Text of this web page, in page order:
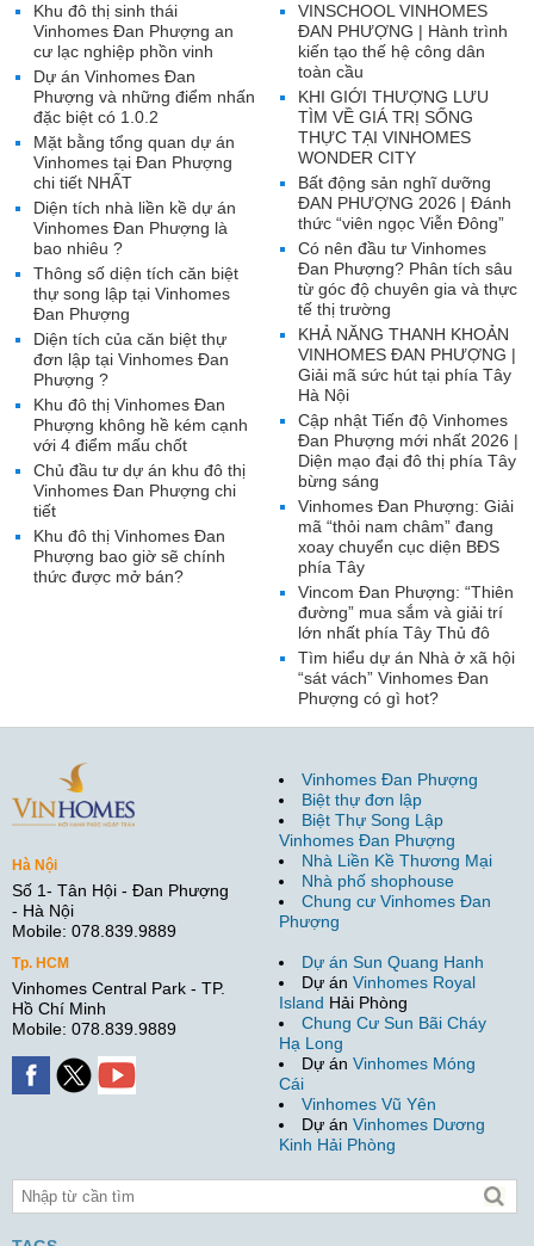
VINSCHOOL VINHOMES
ĐAN PHƯỢNG | Hành trình
kiến tạo thế hệ công dân
toàn cầu
KHI GIỚI THƯỢNG LƯU
TÌM VỀ GIÁ TRỊ SỐNG
THỰC TẠI VINHOMES
WONDER CITY
Bất động sản nghĩ dưỡng
ĐAN PHƯỢNG 2026 | Đánh
thức “viên ngọc Viễn Đông”
Có nên đầu tư Vinhomes
Đan Phượng? Phân tích sâu
từ góc độ chuyên gia và thực
tế thị trường
KHẢ NĂNG THANH KHOẢN
VINHOMES ĐAN PHƯỢNG |
Giải mã sức hút tại phía Tây
Hà Nội
Cập nhật Tiến độ Vinhomes
Đan Phượng mới nhất 2026 |
Diện mạo đại đô thị phía Tây
bừng sáng
Vinhomes Đan Phượng: Giải
mã “thỏi nam châm” đang
xoay chuyển cục diện BĐS
phía Tây
Vincom Đan Phượng: “Thiên
đường” mua sắm và giải trí
lớn nhất phía Tây Thủ đô
Tìm hiểu dự án Nhà ở xã hội
“sát vách” Vinhomes Đan
Phượng có gì hot?
Khu đô thị sinh thái
Vinhomes Đan Phượng an
cư lạc nghiệp phồn vinh
Dự án Vinhomes Đan
Phượng và những điểm nhấn
đặc biệt có 1.0.2
Mặt bằng tổng quan dự án
Vinhomes tại Đan Phượng
chi tiết NHẤT
Diện tích nhà liền kề dự án
Vinhomes Đan Phượng là
bao nhiêu ?
Thông số diện tích căn biệt
thự song lập tại Vinhomes
Đan Phượng
Diện tích của căn biệt thự
đơn lập tại Vinhomes Đan
Phượng ?
Khu đô thị Vinhomes Đan
Phượng không hề kém cạnh
với 4 điểm mấu chốt
Chủ đầu tư dự án khu đô thị
Vinhomes Đan Phượng chi
tiết
Khu đô thị Vinhomes Đan
Phượng bao giờ sẽ chính
thức được mở bán?
Hà Nội
Số 1- Tân Hội - Đan Phượng
- Hà Nội
Mobile: 078.839.9889
Tp. HCM
Vinhomes Central Park - TP.
Hồ Chí Minh
Mobile: 078.839.9889
Vinhomes Đan Phượng
Biệt thự đơn lập
Biệt Thự Song Lập
Vinhomes Đan Phượng
Nhà Liền Kề Thương Mại
Nhà phố shophouse
Chung cư Vinhomes Đan
Phượng
Dự án Sun Quang Hanh
Dự án Vinhomes Royal
Island Hải Phòng
Chung Cư Sun Bãi Cháy
Hạ Long
Dự án Vinhomes Móng
Cái
Vinhomes Vũ Yên
Dự án Vinhomes Dương
Kinh Hải Phòng